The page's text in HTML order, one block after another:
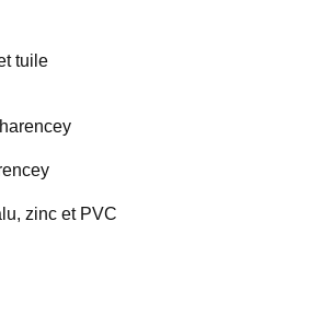
tuile
zinc et PVC